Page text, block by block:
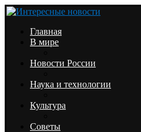
Главная
В мире
Новости России
Наука и технологии
Культура
Советы